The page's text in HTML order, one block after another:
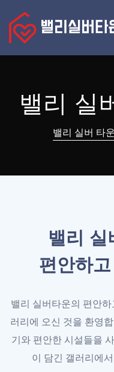
밸리 실
밸리 실버 타운
밸리 실
편안하
밸리 실버타운의 편안
러리에 오신 것을 환영
기와 편안한 시설들을
이 담긴 갤러리에